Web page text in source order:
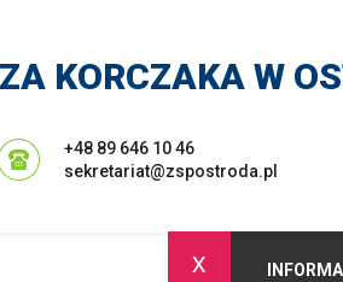
x
KORCZAKA W
+48 89 646 10 46
sekretariat@zspostroda.pl